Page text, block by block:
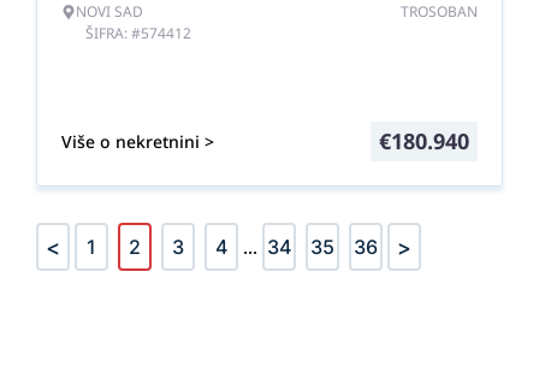
NOVI SAD
ŠIFRA: #574412
TROSOBAN
Više o nekretnini > €180.940
< 1 2 3 4 ... 34 35 36 >